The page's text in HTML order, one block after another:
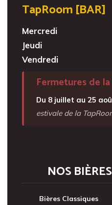
TapRoom [BAR]
Mercredi
Jeudi
Vendredi
Fermetures de
Du 8 juillet au 25
estivale de la
NOS
Bières Classiques